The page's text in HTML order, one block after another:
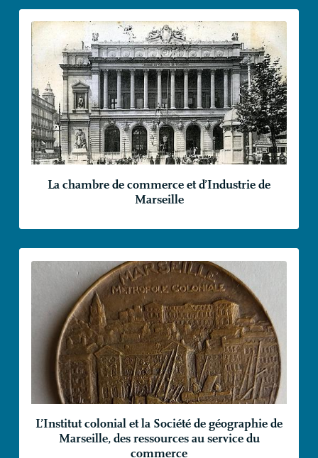
La chambre de commerce et d’Industrie de
Marseille
L’Institut colonial et la Société de géographie de
Marseille, des ressources au service du
commerce